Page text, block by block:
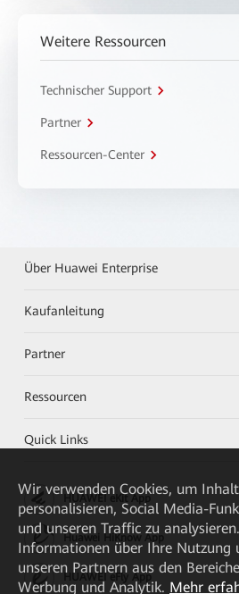
Weitere Ressourcen
Technischer Support
Partner
Ressourcen-Center
Über Huawei Enterprise
Kaufanleitung
Partner
Ressourcen
Quick Links
HUAWEI eKit App
Huawei HiKnow App
HUAWEI eFly App
Wir verwenden Cookies, um
personalisieren, Social Media-
und unseren Traffic zu
Informationen über Ihre Nutzung
unseren Partnern aus den
Werbung und Analytik. Mehr